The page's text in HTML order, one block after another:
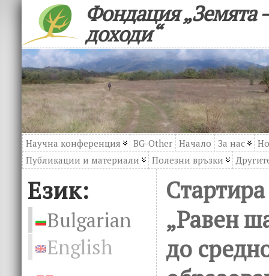
Фондация „Земята
доходи“
Научна конференция BG-Other Начало За нас
Публикации и материали
Полезни връзки
Език:
Bulgarian
English
„Равен
до